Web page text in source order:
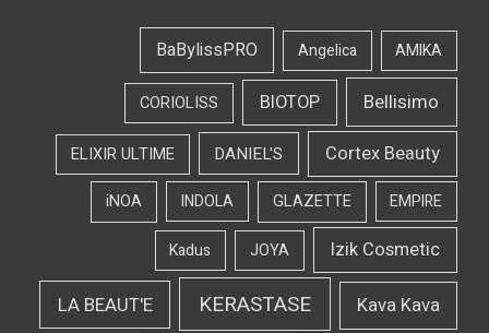
AMIKA
Angelica
BaBylissPRO
Bellisimo
BIOTOP
CORIOLISS
Cortex Beauty
DANIEL'S
ELIXIR ULTIME
EMPIRE
GLAZETTE
INDOLA
iNOA
Izik Cosmetic
JOYA
Kadus
Kava Kava
KERASTASE
LA BEAUT'E